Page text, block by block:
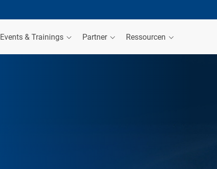
Events & Trainings Partner Ressourcen